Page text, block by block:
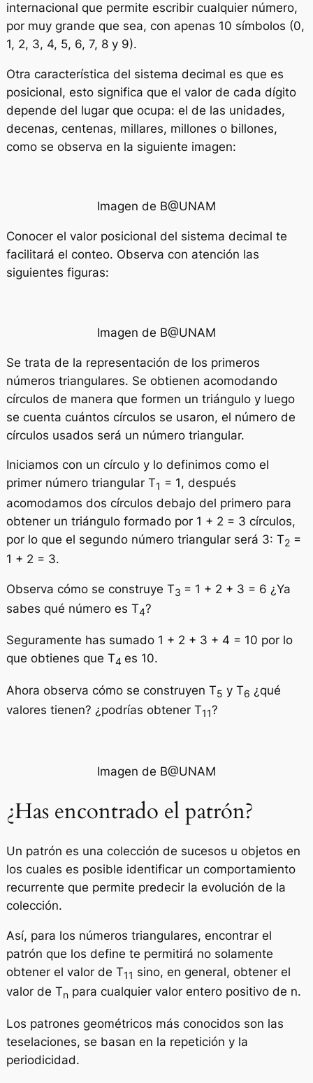
internacional que permite escribir cualquier número,
por muy grande que sea, con apenas 10 símbolos (0,
1, 2, 3, 4, 5, 6, 7, 8 y 9).
Otra característica del sistema decimal es que es
posicional, esto significa que el valor de cada dígito
depende del lugar que ocupa: el de las unidades,
decenas, centenas, millares, millones o billones,
como se observa en la siguiente imagen:
Imagen de B@UNAM
Conocer el valor posicional del sistema decimal te
facilitará el conteo. Observa con atención las
siguientes figuras:
Imagen de B@UNAM
Se trata de la representación de los primeros
números triangulares. Se obtienen acomodando
círculos de manera que formen un triángulo y luego
se cuenta cuántos círculos se usaron, el número de
círculos usados será un número triangular.
Iniciamos con un círculo y lo definimos como el
primer número triangular T1 = 1, después
acomodamos dos círculos debajo del primero para
obtener un triángulo formado por 1 + 2 = 3 círculos,
por lo que el segundo número triangular será 3: T2=
1 + 2 = 3.
Observa cómo se construye T3 = 1 + 2 + 3 = 6 ¿Ya
sabes qué número es T4?
Seguramente has sumado 1 + 2 + 3 + 4 = 10 por lo
que obtienes que T4 es 10.
Ahora observa cómo se construyen T5 y T6 ¿qué
valores tienen? ¿podrías obtener T11?
Imagen de B@UNAM
¿Has encontrado el patrón?
Un patrón es una colección de sucesos u objetos en
los cuales es posible identificar un comportamiento
recurrente que permite predecir la evolución de la
colección.
Así, para los números triangulares, encontrar el
patrón que los define te permitirá no solamente
obtener el valor de T11 sino, en general, obtener el
valor de Tnpara cualquier valor entero positivo de n.
Los patrones geométricos más conocidos son las
teselaciones, se basan en la repetición y la
periodicidad.